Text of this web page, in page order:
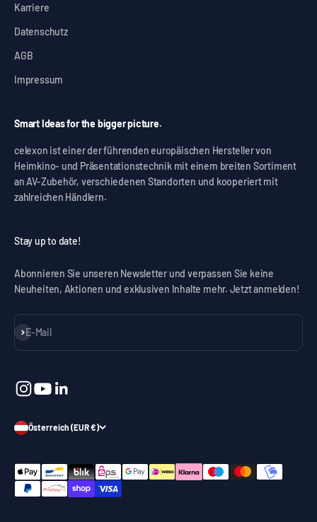
Karriere
Datenschutz
AGB
Impressum
Smart Ideas for the bigger picture.
celexon ist einer der führenden europäischen Hersteller von
Heimkino- und Präsentationstechnik mit einem breiten Sortiment
an AV-Zubehör, verschiedenen Standorten und kooperiert mit
zahlreichen Händlern.
Stay up to date!
Abonnieren Sie unseren Newsletter und verpassen Sie keine
Neuheiten, Aktionen und exklusiven Inhalte mehr. Jetzt anmelden!
E-Mail
Abonnieren
Österreich (EUR €)